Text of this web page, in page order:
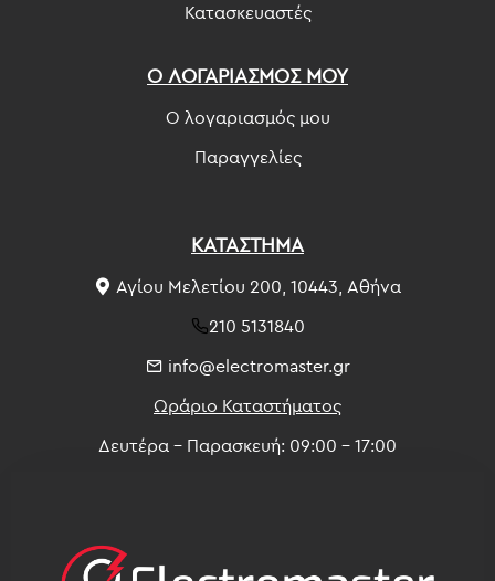
Κατασκευαστές
Ο ΛΟΓΑΡΙΑΣΜΟΣ ΜΟΥ
Ο λογαριασμός μου
Παραγγελίες
ΚΑΤΑΣΤΗΜΑ
Αγίου Μελετίου 200, 10443, Αθήνα
210 5131840
info@electromaster.gr
Ωράριο Καταστήματος
Δευτέρα - Παρασκευή: 09:00 - 17:00